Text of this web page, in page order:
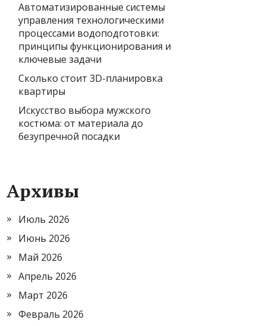
Автоматизированные системы
управления технологическими
процессами водоподготовки:
принципы функционирования и
ключевые задачи
Сколько стоит 3D-планировка
квартиры
Искусство выбора мужского
костюма: от материала до
безупречной посадки
Архивы
Июль 2026
Июнь 2026
Май 2026
Апрель 2026
Март 2026
Февраль 2026